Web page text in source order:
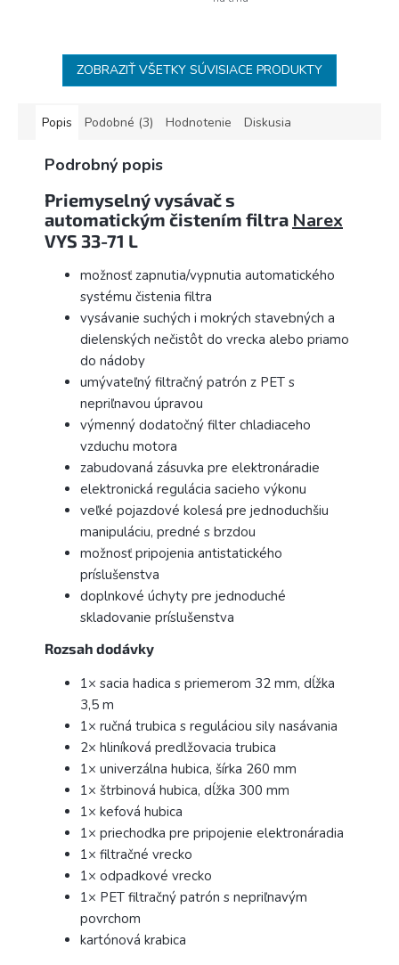
ZOBRAZIŤ VŠETKY SÚVISIACE PRODUKTY
Popis Podobné (3) Hodnotenie Diskusia
Podrobný popis
Priemyselný vysávač s
automatickým čistením filtra Narex
VYS 33-71 L
možnosť zapnutia/vypnutia automatického
systému čistenia filtra
vysávanie suchých i mokrých stavebných a
dielenských nečistôt do vrecka alebo priamo
do nádoby
umývateľný filtračný patrón z PET s
nepriľnavou úpravou
výmenný dodatočný filter chladiaceho
vzduchu motora
zabudovaná zásuvka pre elektronáradie
elektronická regulácia sacieho výkonu
veľké pojazdové kolesá pre jednoduchšiu
manipuláciu, predné s brzdou
možnosť pripojenia antistatického
príslušenstva
doplnkové úchyty pre jednoduché
skladovanie príslušenstva
Rozsah dodávky
1× sacia hadica s priemerom 32 mm, dĺžka
3,5 m
1× ručná trubica s reguláciou sily nasávania
2× hliníková predlžovacia trubica
1× univerzálna hubica, šírka 260 mm
1× štrbinová hubica, dĺžka 300 mm
1× kefová hubica
1× priechodka pre pripojenie elektronáradia
1× filtračné vrecko
1× odpadkové vrecko
1× PET filtračný patrón s nepriľnavým
povrchom
kartónová krabica